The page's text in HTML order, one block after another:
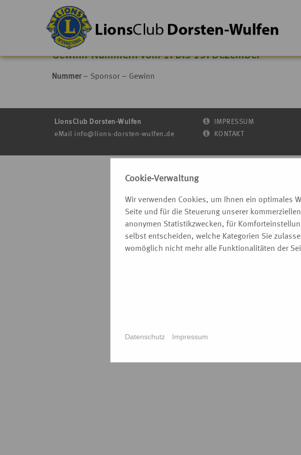
Gewinn-Nummern vom 1. bis 15. Dezember
Nummer– Sponsor – Gewinn
LionsClub Dorsten-Wulfen
eMail info@lions-dorsten-wulfen.de
IMPRESSUM
KONTAKT
Cookie-Verwaltung
Wir verwenden Cookies, um Ihnen ein optimales
Seite und für die Steuerung unserer
anonymen Statistikzwecken, für
selbst entscheiden, welche Kategorien Sie
womöglich nicht mehr alle Funktionalitäten der
Datenschutz Impressum